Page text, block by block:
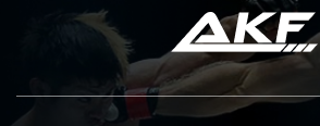
Нажмите Enter для поиска или Esc,